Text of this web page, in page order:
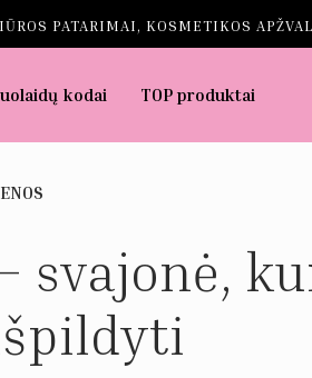
PATARIMAI, KOSMETIKOS
kodai TOP produktai
svajonė,